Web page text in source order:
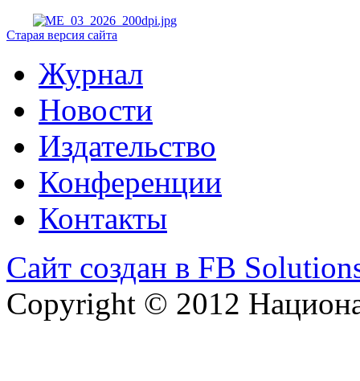
Старая версия сайта
Журнал
Новости
Издательство
Конференции
Контакты
Сайт создан в FB
Copyright © 2012